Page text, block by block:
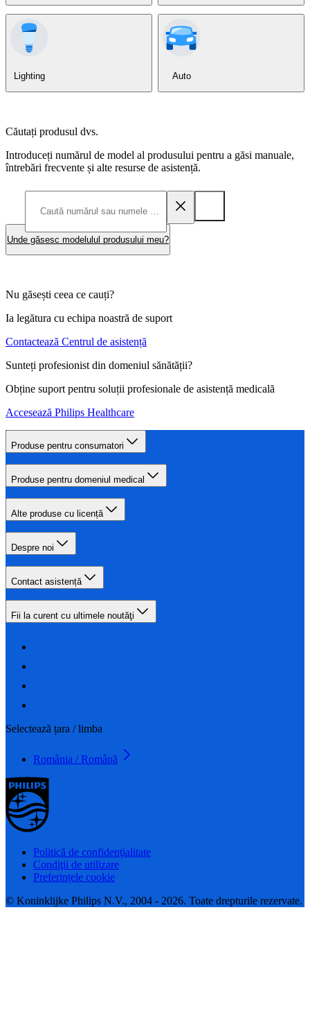
Lighting Auto
Căutați produsul dvs.
Introduceți numărul de model al produsului pentru a găsi manuale,
întrebări frecvente și alte resurse de asistență.
Unde găsesc modelulul produsului meu?
Nu găsești ceea ce cauți?
Ia legătura cu echipa noastră de suport
Contactează Centrul de asistență
Sunteți profesionist din domeniul sănătății?
Obține suport pentru soluții profesionale de asistență medicală
Accesează Philips Healthcare
Produse pentru consumatori
Produse pentru domeniul medical
Alte produse cu licență
Despre noi
Contact asistență
Fii la curent cu ultimele noutăţi
Selectează țara / limba
România / Română
Politică de confidenţialitate
Condiţii de utilizare
Preferințele cookie
© Koninklijke Philips N.V., 2004 - 2026. Toate drepturile rezervate.